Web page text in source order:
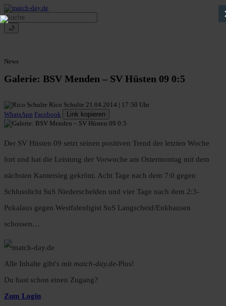
🌙
News
Galerie: BSV Menden – SV Hüsten 09 0:5
Rico Schulte 21.04.2014 | 17:50 Uhr
WhatsApp Facebook Link kopieren
Der SV Hüsten 09 setzt seinen positiven Trend der letzten Woche
fort und hat die Leistung der Vorwoche am Ostermontag mit dem
nächsten Kantersieg gekrönt. Acht Tage nach dem 7:0 gegen
Schlusslicht SuS Niederschelden und vier Tage nach dem 2:3-
Pokalaus gegen Westfalenligist SuS Langscheid/Enkhausen
schossen…
Alle Inhalte gibt's mit match-day.de-Plus!
Du hast schon einen Zugang?
Zum Login